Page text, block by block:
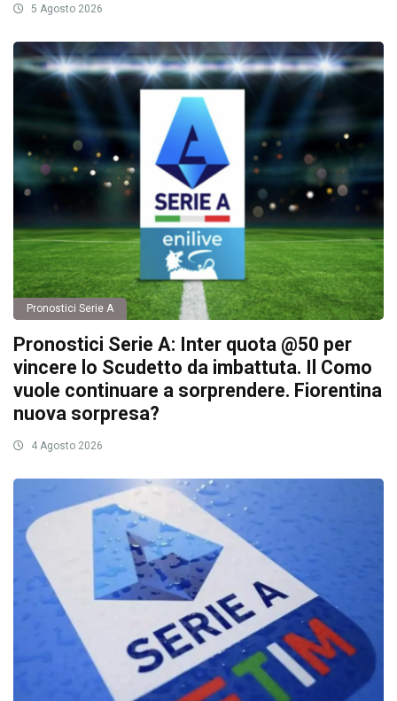
5 Agosto 2026
Pronostici Serie A
Pronostici Serie A: Inter quota @50 per
vincere lo Scudetto da imbattuta. Il Como
vuole continuare a sorprendere. Fiorentina
nuova sorpresa?
4 Agosto 2026